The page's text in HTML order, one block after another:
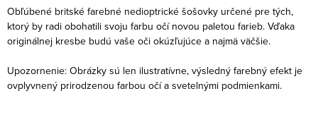
Obľúbené britské farebné nedioptrické šošovky určené pre tých,
ktorý by radi obohatili svoju farbu očí novou paletou farieb. Vďaka
originálnej kresbe budú vaše oči okúzľujúce a najmä väčšie.
Upozornenie: Obrázky sú len ilustratívne, výsledný farebný efekt je
ovplyvnený prirodzenou farbou očí a svetelnými podmienkami.